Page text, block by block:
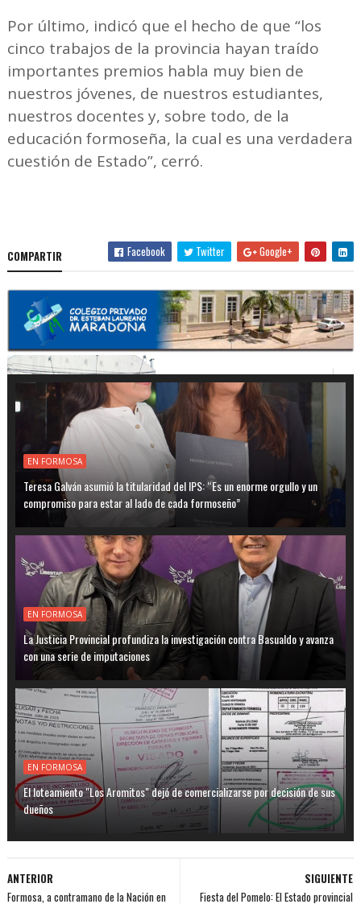
Por último, indicó que el hecho de que “los
cinco trabajos de la provincia hayan traído
importantes premios habla muy bien de
nuestros jóvenes, de nuestros estudiantes,
nuestros docentes y, sobre todo, de la
educación formoseña, la cual es una verdadera
cuestión de Estado”, cerró.
COMPARTIR Facebook Twitter Google+
EN FORMOSA
Teresa Galván asumió la titularidad del IPS: “Es un enorme orgullo y un
compromiso para estar al lado de cada formoseño”
EN FORMOSA
La Justicia Provincial profundiza la investigación contra Basualdo y avanza
con una serie de imputaciones
EN FORMOSA
El loteamiento "Los Aromitos" dejó de comercializarse por decisión de sus
dueños
SIGUIENTE
Fiesta del Pomelo: El Estado provincial
ANTERIOR
Formosa, a contramano de la Nación en